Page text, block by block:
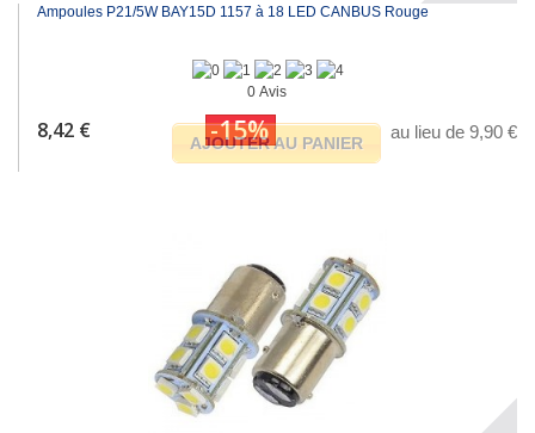
Ampoules P21/5W BAY15D 1157 à 18 LED CANBUS Rouge
0 Avis
8,42 € au lieu de 9,90 €
-15%
AJOUTER AU PANIER